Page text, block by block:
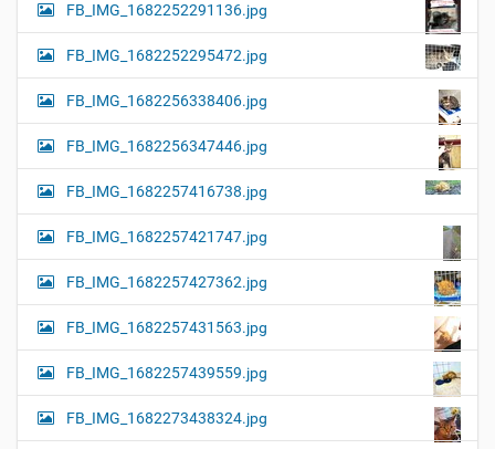
FB_IMG_1682252291136.jpg
FB_IMG_1682252295472.jpg
FB_IMG_1682256338406.jpg
FB_IMG_1682256347446.jpg
FB_IMG_1682257416738.jpg
FB_IMG_1682257421747.jpg
FB_IMG_1682257427362.jpg
FB_IMG_1682257431563.jpg
FB_IMG_1682257439559.jpg
FB_IMG_1682273438324.jpg